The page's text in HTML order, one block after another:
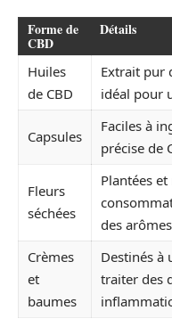
Forme de
CBD
Détails
Huiles
de CBD
Extrait pur
idéal pour
Capsules
Faciles à
précise de
Fleurs
séchées
Plantées
des
Crèmes
et
baumes
Destinés à
traiter des